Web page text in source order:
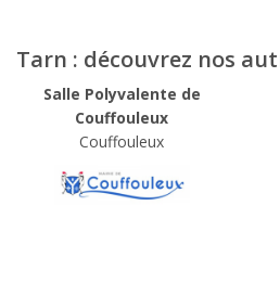
Tarn : découvrez nos
Salle Polyvalente de
Couffouleux
Couffouleux